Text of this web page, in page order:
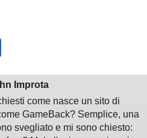
Improta
come nasce un sito di
GameBack? Semplice, una
svegliato e mi sono chiesto: